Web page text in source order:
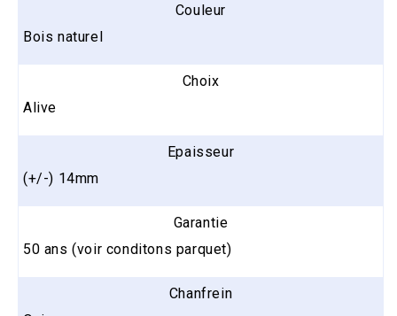
Couleur
Bois naturel
Choix
Alive
Epaisseur
(+/-) 14mm
Garantie
50 ans (voir conditons parquet)
Chanfrein